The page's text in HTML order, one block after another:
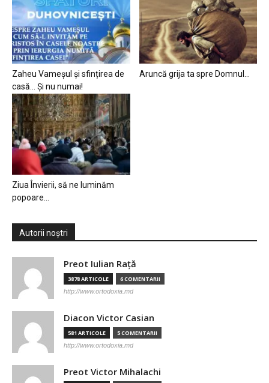
Zaheu Vameșul și sfințirea de
casă… Și nu numai!
Aruncă grija ta spre Domnul…
Ziua Învierii, să ne luminăm
popoare…
Autorii noștri
Preot Iulian Raţă
3878 ARTICOLE 6 COMENTARII
http://www.ortodoxia.md
Diacon Victor Casian
581 ARTICOLE 5 COMENTARII
http://www.ortodoxia.md
Preot Victor Mihalachi